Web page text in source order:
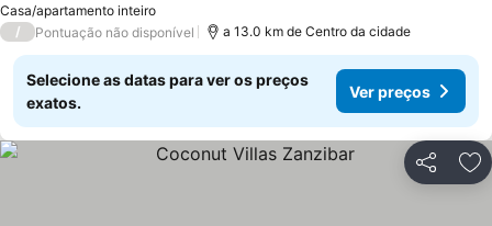
Casa/apartamento inteiro
/ Pontuação não disponível a 13.0 km de Centro da cidade
Selecione as datas para ver os preços
exatos.
Ver preços
Partilhar